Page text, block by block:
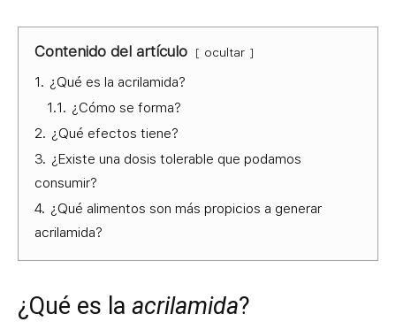
Contenido del artículo ocultar
1. ¿Qué es la acrilamida?
1.1. ¿Cómo se forma?
2. ¿Qué efectos tiene?
3. ¿Existe una dosis tolerable que podamos
consumir?
4. ¿Qué alimentos son más propicios a generar
acrilamida?
¿Qué es la acrilamida?